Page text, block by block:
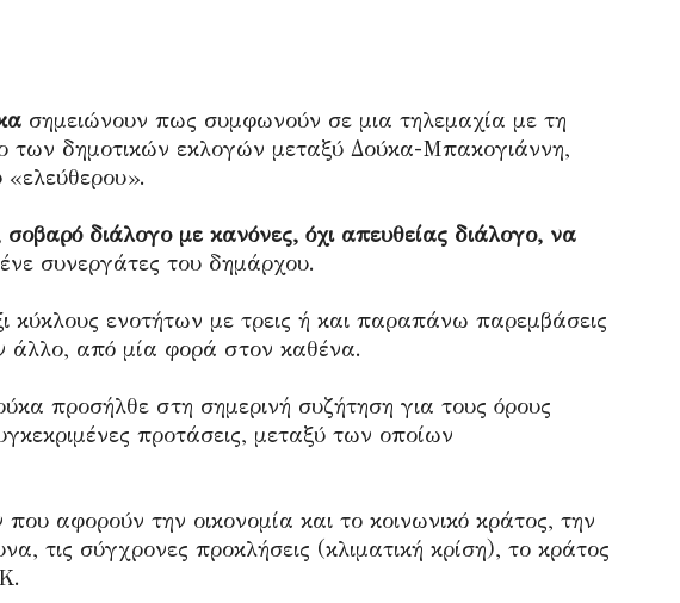
σημειώνουν πως συμφωνούν σε μια τηλεμαχία με τη
των δημοτικών εκλογών μεταξύ Δούκα-Μπακογιάννη,
διάλογο με κανόνες, όχι απευθείας διάλογο, να
συνεργάτες του δημάρχου.
κύκλους ενοτήτων με τρεις ή και παραπάνω παρεμβάσεις
άλλο, από μία φορά στον καθένα.
προσήλθε στη σημερινή συζήτηση για τους όρους
προτάσεις, μεταξύ των οποίων
αφορούν την οικονομία και το κοινωνικό κράτος, την
τις σύγχρονες προκλήσεις (κλιματική κρίση), το κράτος